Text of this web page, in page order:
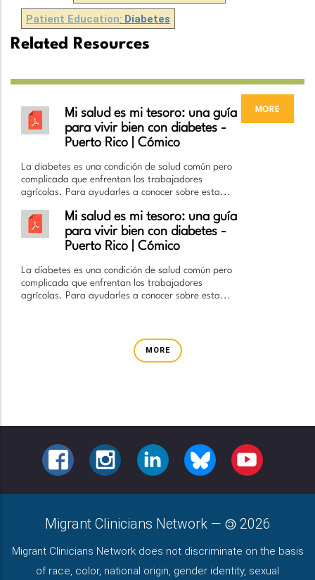
Patient Education: Diabetes
Related Resources
more
Mi salud es mi tesoro: una guía
para vivir bien con diabetes -
Puerto Rico | Cómico
La diabetes es una condición de salud común pero
complicada que enfrentan los trabajadores
agrícolas. Para ayudarles a conocer sobre esta...
Mi salud es mi tesoro: una guía
para vivir bien con diabetes -
Puerto Rico | Cómico
La diabetes es una condición de salud común pero
complicada que enfrentan los trabajadores
agrícolas. Para ayudarles a conocer sobre esta...
MORE
FACEBOOKINSTAGRAMLINKEDINBLUESKY YOUTUBE
Migrant Clinicians Network — 2026
Migrant Clinicians Network does not discriminate on the basis
of race, color, national origin, gender identity, sexual